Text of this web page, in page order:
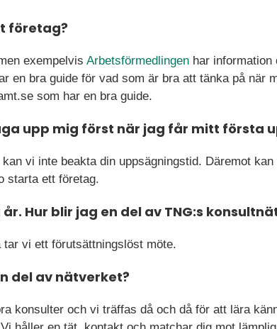
företag?
exempelvis Arbetsförmedlingen har information
en bra guide för vad som är bra att tänka på när
som har en bra guide.
upp mig först när jag får mitt första
vi inte beakta din uppsägningstid. Däremot
starta ett företag.
Hur blir jag en del av TNG:s
vi ett förutsättningslöst möte.
del av nätverket?
konsulter och vi träffas då och då för att lära